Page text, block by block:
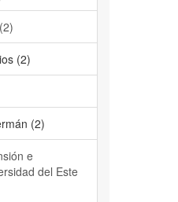
(2)
(2)
e
del Este